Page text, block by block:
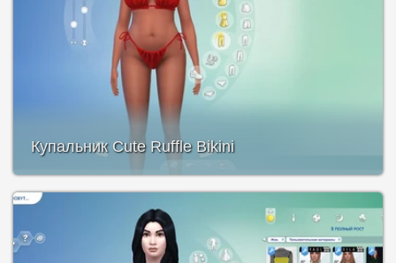
Купальник Cute Ruffle Bikini